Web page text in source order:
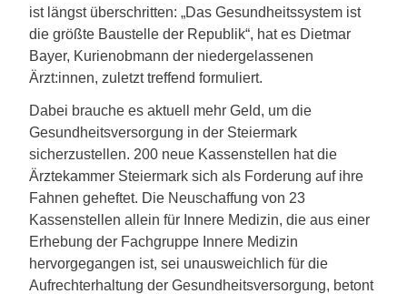
ist längst überschritten: „Das Gesundheitssystem ist
die größte Baustelle der Republik“, hat es Dietmar
Bayer, Kurienobmann der niedergelassenen
Ärzt:innen, zuletzt treffend formuliert.
Dabei brauche es aktuell mehr Geld, um die
Gesundheitsversorgung in der Steiermark
sicherzustellen. 200 neue Kassenstellen hat die
Ärztekammer Steiermark sich als Forderung auf ihre
Fahnen geheftet. Die Neuschaffung von 23
Kassenstellen allein für Innere Medizin, die aus einer
Erhebung der Fachgruppe Innere Medizin
hervorgegangen ist, sei unausweichlich für die
Aufrechterhaltung der Gesundheitsversorgung, betont